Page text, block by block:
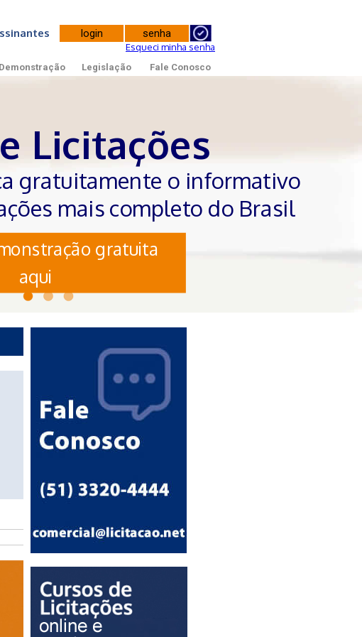
Esqueci minha senha
Demonstração Legislação Fale Conosco
Licitações
gratuitamente o informativo
mais completo do Brasil
gratuita
aqui